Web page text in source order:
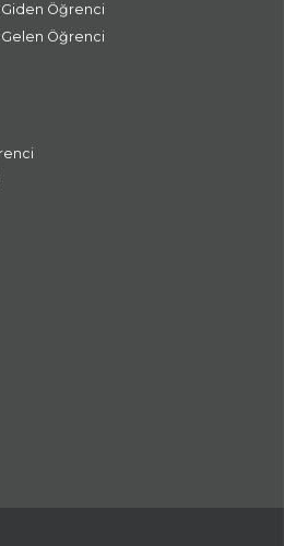
Giden Öğrenci
Gelen Öğrenci